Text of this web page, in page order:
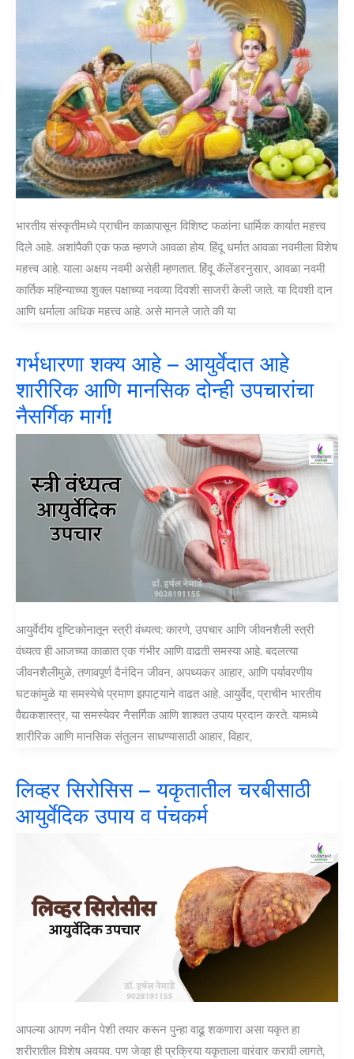
भारतीय संस्कृतीमध्ये प्राचीन काळापासून विशिष्ट फळांना धार्मिक कार्यात महत्त्व
दिले आहे. अशांपैकी एक फळ म्हणजे आवळा होय. हिंदू धर्मात आवळा नवमीला विशेष
महत्त्व आहे. याला अक्षय नवमी असेही म्हणतात. हिंदू कॅलेंडरनुसार, आवळा नवमी
कार्तिक महिन्याच्या शुक्ल पक्षाच्या नवव्या दिवशी साजरी केली जाते. या दिवशी दान
आणि धर्माला अधिक महत्त्व आहे. असे मानले जाते की या
गर्भधारणा शक्य आहे – आयुर्वेदात आहे
शारीरिक आणि मानसिक दोन्ही उपचारांचा
नैसर्गिक मार्ग!
आयुर्वेदीय दृष्टिकोनातून स्त्री वंध्यत्व: कारणे, उपचार आणि जीवनशैली स्त्री
वंध्यत्व ही आजच्या काळात एक गंभीर आणि वाढती समस्या आहे. बदलत्या
जीवनशैलीमुळे, तणावपूर्ण दैनंदिन जीवन, अपथ्यकर आहार, आणि पर्यावरणीय
घटकांमुळे या समस्येचे प्रमाण झपाट्याने वाढत आहे. आयुर्वेद, प्राचीन भारतीय
वैद्यकशास्त्र, या समस्येवर नैसर्गिक आणि शाश्वत उपाय प्रदान करते. यामध्ये
शारीरिक आणि मानसिक संतुलन साधण्यासाठी आहार, विहार,
लिव्हर सिरोसिस – यकृतातील चरबीसाठी
आयुर्वेदिक उपाय व पंचकर्म
आपल्या आपण नवीन पेशी तयार करून पुन्हा वाढू शकणारा असा यकृत हा
शरीरातील विशेष अवयव. पण जेव्हा ही प्रक्रिया यकृताला वारंवार करावी लागते,